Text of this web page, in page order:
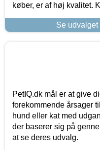
køber, er af høj kvalitet.
Se
PetIQ.dk mål er at give
forekommende årsager
hund eller kat med
der baserer sig på
at se deres udvalg.